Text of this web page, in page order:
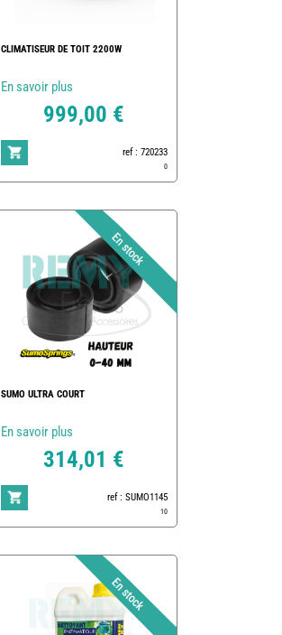
CLIMATISEUR DE TOIT 2200W
En savoir plus
999,00 €
ref : 720233
0
SUMO ULTRA COURT
En savoir plus
314,01 €
ref : SUMO1145
10